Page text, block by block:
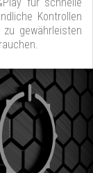
Kontrollen
gewährleisten